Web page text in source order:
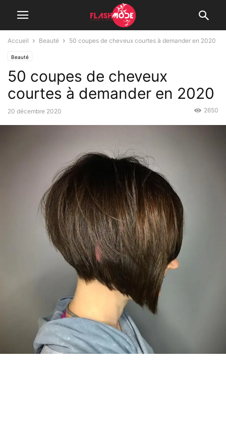
Accueil Beauté 50 coupes de cheveux courtes à demander en 2020
Beauté
50 coupes de cheveux
courtes à demander en 2020
20 décembre 2020 2650